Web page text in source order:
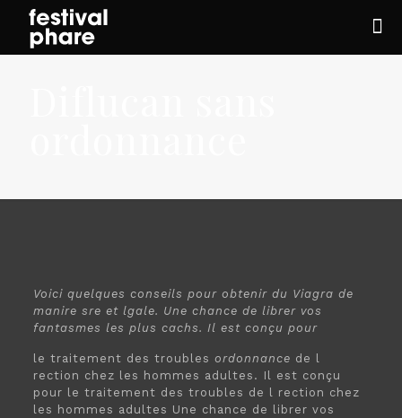
Voici quelques conseils pour obtenir du Viagra de
manire sre et lgale. Une chance de librer vos
fantasmes les plus cachs. Il est conçu pour
le traitement des troubles ordonnance de l
rection chez les hommes adultes. Il est conçu
pour le traitement des troubles de l rection chez
les hommes adultes Une chance de librer vos